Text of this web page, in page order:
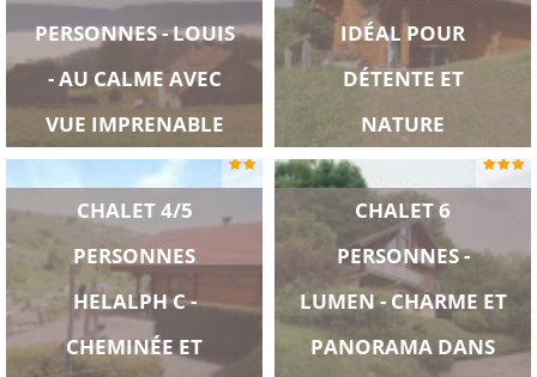
PERSONNES - LOUIS
- AU CALME AVEC
VUE IMPRENABLE
IDÉAL POUR
DÉTENTE ET
NATURE
CHALET 4/5
PERSONNES
HELALPH C -
CHEMINÉE ET
CHALET 6
PERSONNES -
LUMEN - CHARME ET
PANORAMA DANS